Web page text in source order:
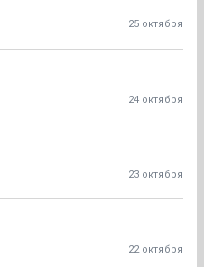
25 октября
24 октября
23 октября
22 октября